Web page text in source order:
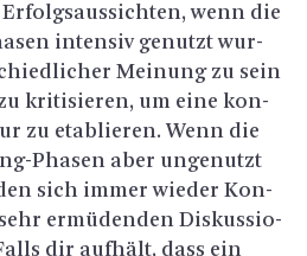
wenn die
in­ten­siv ge­nutzt wur­
Mei­nung zu sein
kri­ti­sie­ren, um eine kon­
zu eta­blie­ren. Wenn die
Pha­sen aber un­ge­nutzt
sich immer wie­der Kon­
er­mü­den­den Dis­kus­sio­
dir auf­hält, dass ein